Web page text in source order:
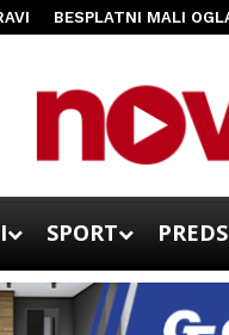
BESPLATNI MALI
SPORT